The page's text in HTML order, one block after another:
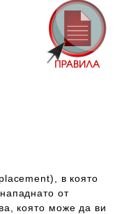
в която
от
която може да ви